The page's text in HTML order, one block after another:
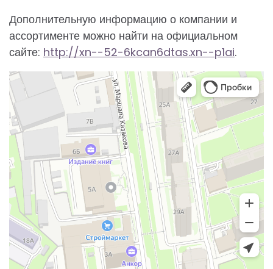
Дополнительную информацию о компании и
ассортименте можно найти на официальном
сайте: http://xn--52-6kcan6dtas.xn--p1ai.